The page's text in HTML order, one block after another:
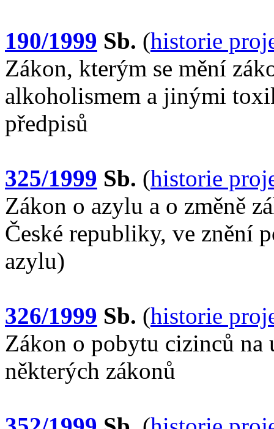
190/1999 Sb. (historie
Zákon, kterým se mění
alkoholismem a jinými
předpisů
325/1999 Sb. (historie
Zákon o azylu a o změně
České republiky, ve znění
azylu)
326/1999 Sb. (historie
Zákon o pobytu cizinců na
některých zákonů